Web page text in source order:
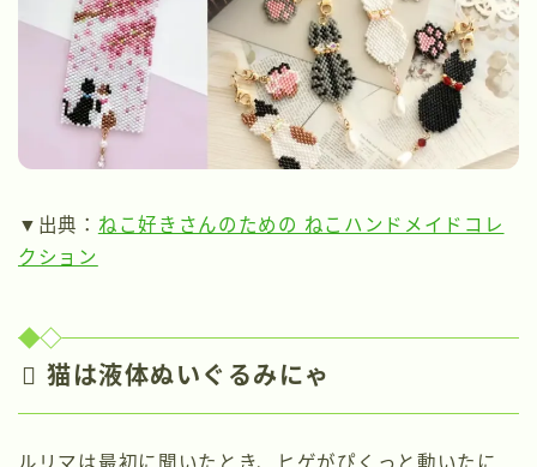
▼出典： ねこ好きさんのための ねこハンドメイドコレ
クション
🫟 猫は液体ぬいぐるみにゃ
ルリマは最初に聞いたとき、ヒゲがぴくっと動いたに